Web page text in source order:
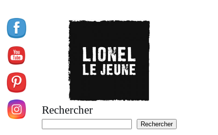
au
contenu
Rechercher
Rechercher